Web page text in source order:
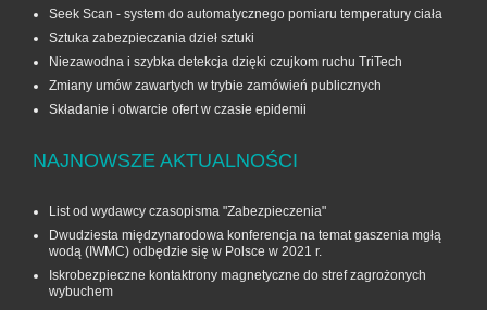
Seek Scan - system do automatycznego pomiaru temperatury ciała
Sztuka zabezpieczania dzieł sztuki
Niezawodna i szybka detekcja dzięki czujkom ruchu TriTech
Zmiany umów zawartych w trybie zamówień publicznych
Składanie i otwarcie ofert w czasie epidemii
NAJNOWSZE AKTUALNOŚCI
List od wydawcy czasopisma "Zabezpieczenia"
Dwudziesta międzynarodowa konferencja na temat gaszenia mgłą
wodą (IWMC) odbędzie się w Polsce w 2021 r.
Iskrobezpieczne kontaktrony magnetyczne do stref zagrożonych
wybuchem